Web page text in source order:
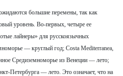
большие перемены, так как
уровень. Во-первых, четыре ее
лайнеры» для русскоязычных
— круглый год; Costa Mediterranea,
Средиземноморье из Венеции — лето;
Петербурга — лето. Это означает, что на